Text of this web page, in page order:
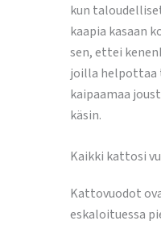
kun
kaapia kasaan
sen, ettei
joilla helpottaa
kaipaamaa
käsin.
Kaikki kattosi
Kattovuodot
eskaloituessa